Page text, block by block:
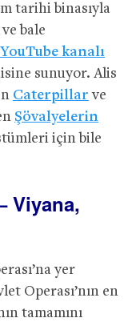
tarihi binasıyla
bale
YouTube kanalı
sunuyor. Alis
Caterpillar ve
Şövalyelerin
için bile
Viyana,
yer
Operası’nın en
tamamını